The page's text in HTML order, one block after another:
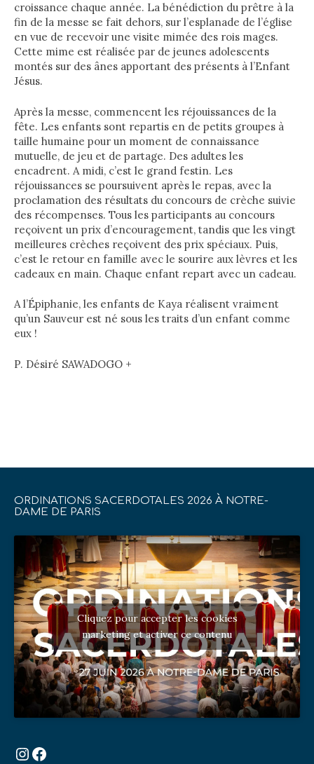
croissance chaque année. La bénédiction du prêtre à la
fin de la messe se fait dehors, sur l’esplanade de l’église
en vue de recevoir une visite mimée des rois mages.
Cette mime est réalisée par de jeunes adolescents
montés sur des ânes apportant des présents à l’Enfant
Jésus.
Après la messe, commencent les réjouissances de la
fête. Les enfants sont repartis en de petits groupes à
taille humaine pour un moment de connaissance
mutuelle, de jeu et de partage. Des adultes les
encadrent. A midi, c’est le grand festin. Les
réjouissances se poursuivent après le repas, avec la
proclamation des résultats du concours de crèche suivie
des récompenses. Tous les participants au concours
reçoivent un prix d’encouragement, tandis que les vingt
meilleures crèches reçoivent des prix spéciaux. Puis,
c’est le retour en famille avec le sourire aux lèvres et les
cadeaux en main. Chaque enfant repart avec un cadeau.
A l’Épiphanie, les enfants de Kaya réalisent vraiment
qu’un Sauveur est né sous les traits d’un enfant comme
eux !
P. Désiré SAWADOGO +
ORDINATIONS SACERDOTALES 2026 À NOTRE-
DAME DE PARIS
Cliquez pour accepter les cookies
marketing et activer ce contenu
Instagram
Facebook